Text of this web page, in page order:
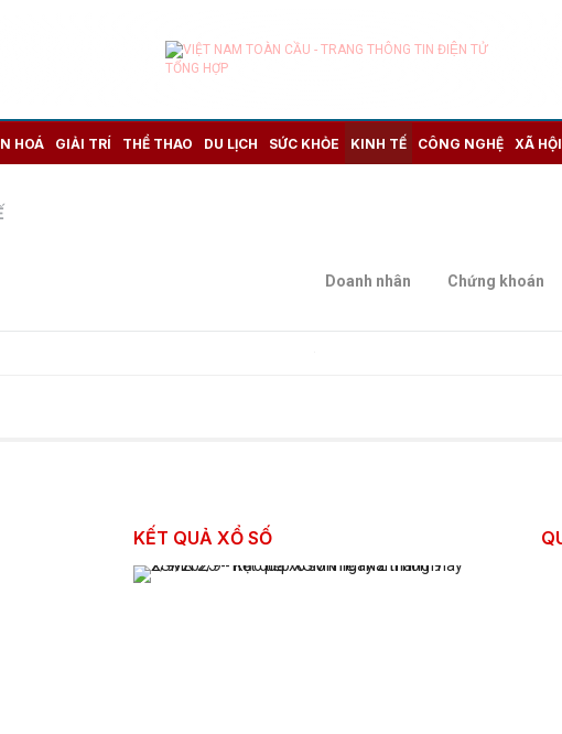
HOÁ GIẢI TRÍ THỂ THAO DU LỊCH SỨC KHỎE KINH TẾ CÔNG NGHỆ XÃ HỘI
Doanh nhân Chứng khoán
KẾT QUẢ XỔ SỐ